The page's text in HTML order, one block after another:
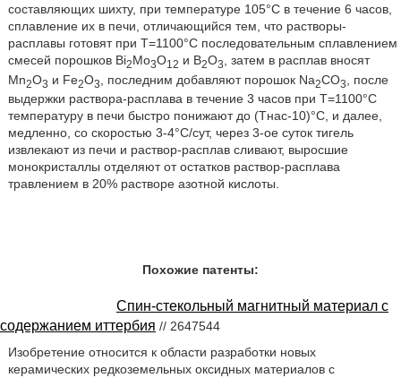
составляющих шихту, при температуре 105°С в течение 6 часов,
сплавление их в печи, отличающийся тем, что растворы-
расплавы готовят при Т=1100°С последовательным сплавлением
смесей порошков Bi2Мо3О12 и В2О3
, затем в расплав вносят
Мn2О3 и Fе2О3 , последним добавляют порошок Na2CO3
, после
выдержки раствора-расплава в течение 3 часов при Т=1100°С
температуру в печи быстро понижают до (Тнас-10)°С, и далее,
медленно, со скоростью 3-4°С/сут, через 3-ое суток тигель
извлекают из печи и раствор-расплав сливают, выросшие
монокристаллы отделяют от остатков раствор-расплава
травлением в 20% растворе азотной кислоты.
Похожие патенты:
Спин-стекольный магнитный материал с
содержанием иттербия // 2647544
Изобретение относится к области разработки новых
керамических редкоземельных оксидных материалов с